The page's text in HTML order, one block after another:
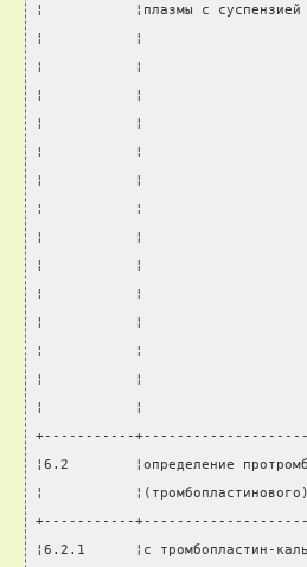
¦           ¦плазмы с
¦           ¦
¦           ¦
¦           ¦
¦           ¦
¦           ¦
¦           ¦
¦           ¦
¦           ¦
¦           ¦
¦           ¦
¦           ¦
¦           ¦
¦           ¦
¦           ¦
+-----------
¦6.2        ¦определение
¦
+-----------
¦6.2.1      ¦с